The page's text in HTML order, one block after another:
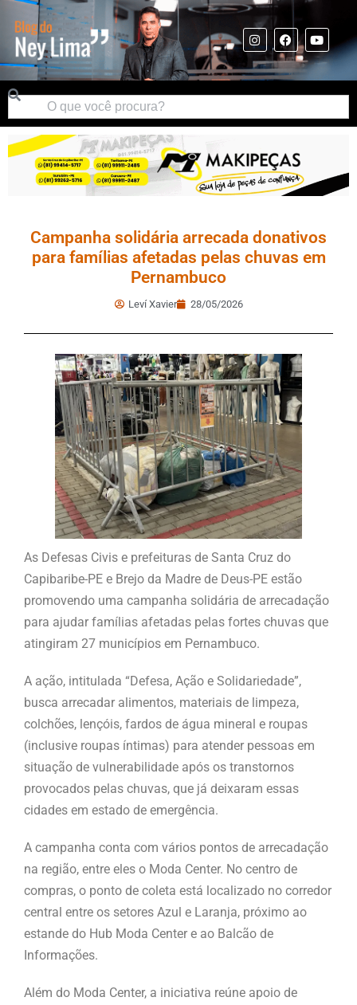
Campanha solidária arrecada donativos
para famílias afetadas pelas chuvas em
Pernambuco
Leví Xavier 28/05/2026
As Defesas Civis e prefeituras de Santa Cruz do
Capibaribe-PE e Brejo da Madre de Deus-PE estão
promovendo uma campanha solidária de arrecadação
para ajudar famílias afetadas pelas fortes chuvas que
atingiram 27 municípios em Pernambuco.
A ação, intitulada “Defesa, Ação e Solidariedade”,
busca arrecadar alimentos, materiais de limpeza,
colchões, lençóis, fardos de água mineral e roupas
(inclusive roupas íntimas) para atender pessoas em
situação de vulnerabilidade após os transtornos
provocados pelas chuvas, que já deixaram essas
cidades em estado de emergência.
A campanha conta com vários pontos de arrecadação
na região, entre eles o Moda Center. No centro de
compras, o ponto de coleta está localizado no corredor
central entre os setores Azul e Laranja, próximo ao
estande do Hub Moda Center e ao Balcão de
Informações.
Além do Moda Center, a iniciativa reúne apoio de